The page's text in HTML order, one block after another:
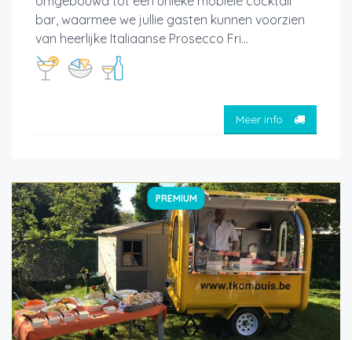
bar, waarmee we jullie gasten kunnen voorzien
van heerlijke Italiaanse Prosecco Fri...
Meer info
PREMIUM